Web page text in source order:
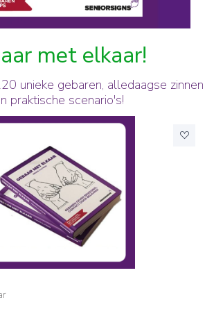
met elkaar!
unieke gebaren, alledaagse zinnen
praktische scenario's!